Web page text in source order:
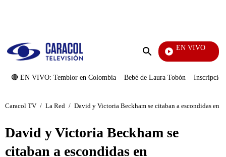
Enviar
EN VIVO
Noticias Caracol
🔴 EN VIVO: Temblor en Colombia Bebé de Laura Tobón
Caracol TV / La Red / David y Victoria Beckham se citaban a escondidas en
David y Victoria Beckham se
citaban a escondidas en